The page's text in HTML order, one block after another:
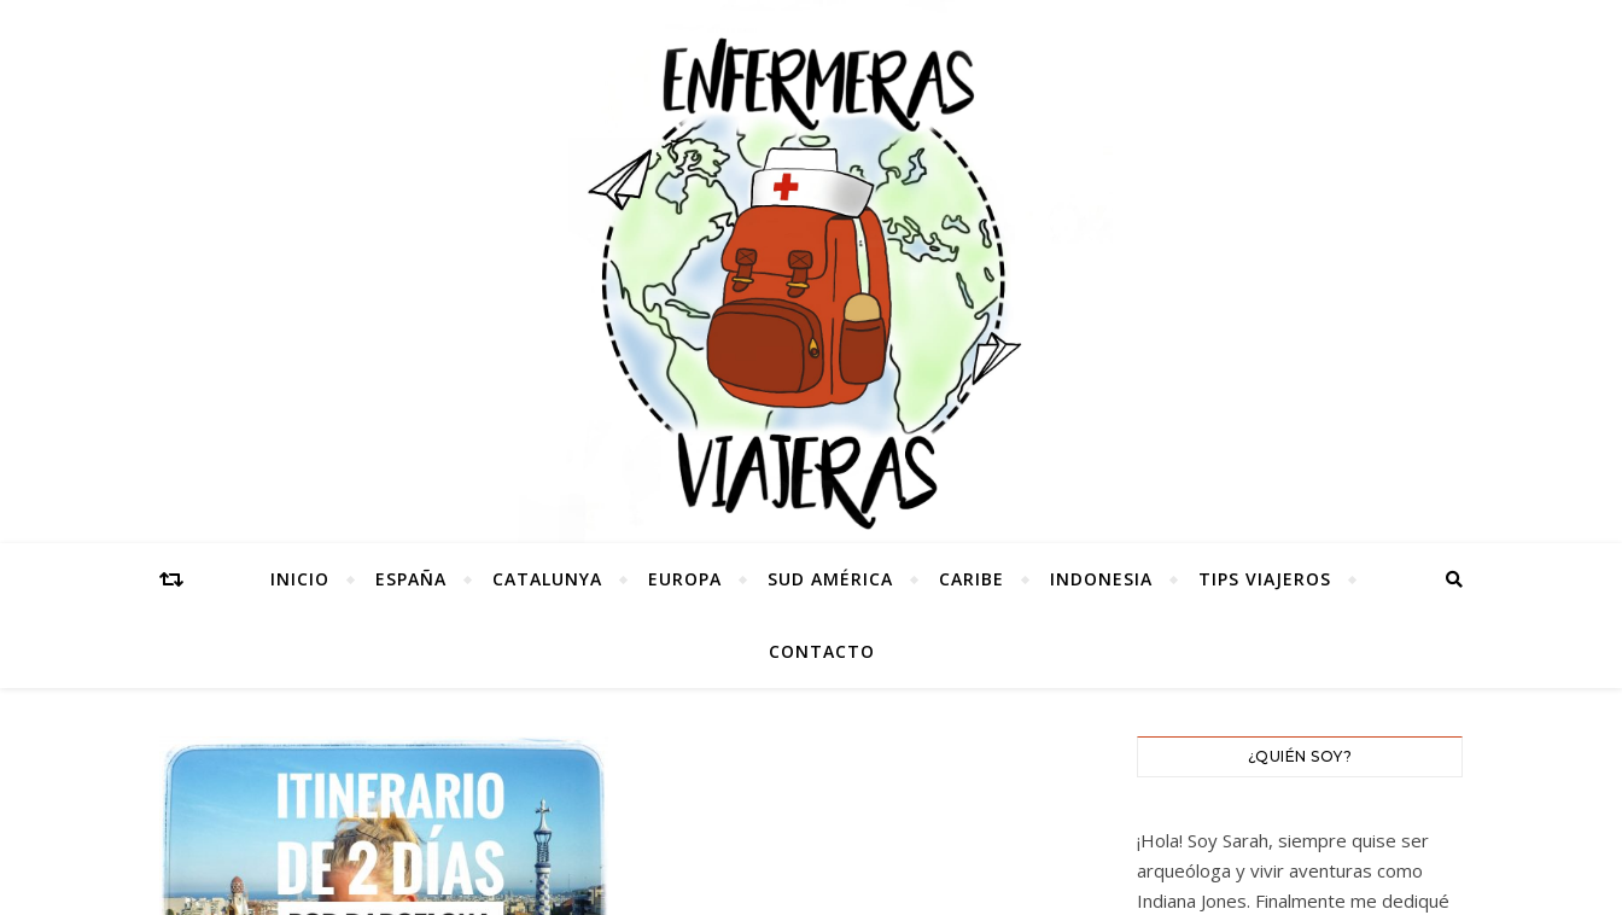
INICIO ESPAÑA CATALUNYA EUROPA SUD AMÉRICA CARIBE INDONESIA TIPS VIAJEROS
CONTACTO
¿QUIÉN SOY?
¡Hola! Soy Sarah, siempre quise ser
arqueóloga y vivir aventuras como
Indiana Jones. Finalmente me dediqué